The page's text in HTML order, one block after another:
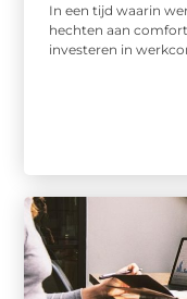
In een tijd waarin
hechten aan
investeren in